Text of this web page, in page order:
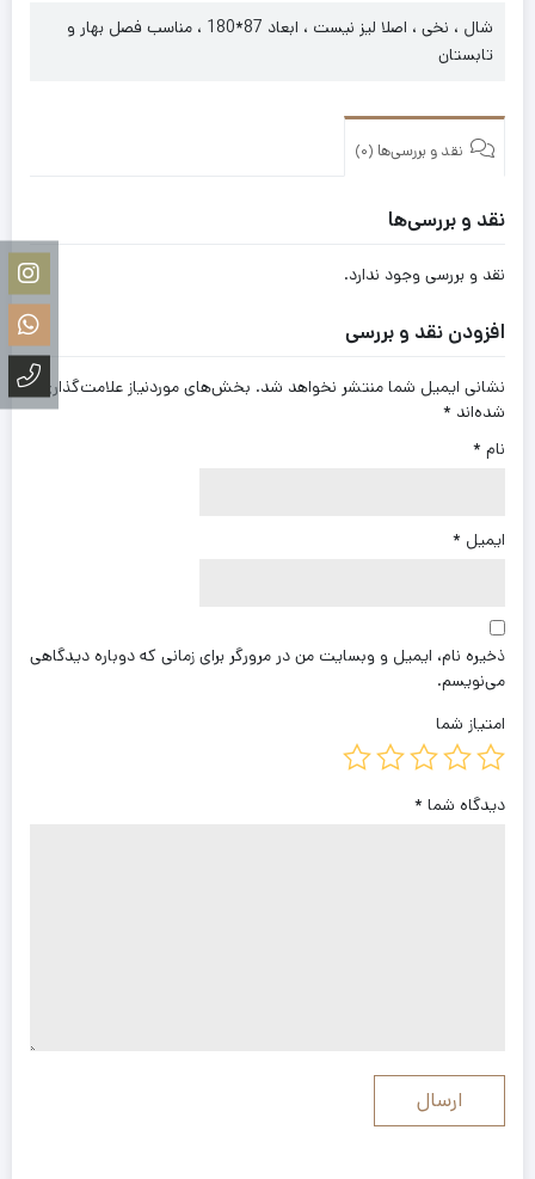
شال ، نخی ، اصلا لیز نیست ، ابعاد 87*180 ، مناسب فصل بهار و
تابستان
نقد و بررسی‌ها (0)
نقد و بررسی‌ها
نقد و بررسی وجود ندارد.
افزودن نقد و بررسی
نشانی ایمیل شما منتشر نخواهد شد. بخش‌های موردنیاز علامت‌گذاری
شده‌اند *
نام *
ایمیل *
ذخیره نام، ایمیل و وبسایت من در مرورگر برای زمانی که دوباره دیدگاهی
می‌نویسم.
امتیاز شما
دیدگاه شما *